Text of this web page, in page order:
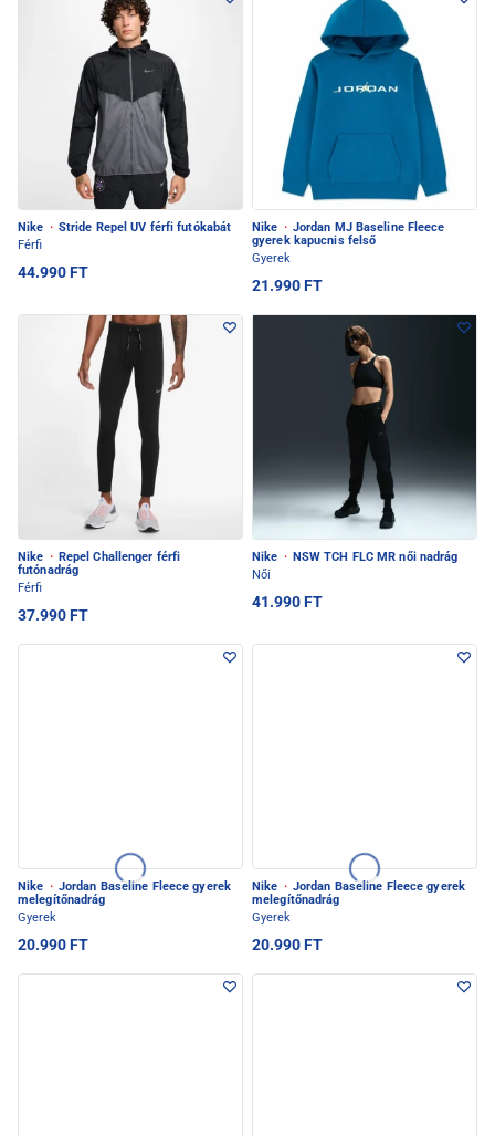
Nike · Stride Repel UV férfi futókabát
Férfi
44.990 FT
Nike · Jordan MJ Baseline Fleece
gyerek kapucnis felső
Gyerek
21.990 FT
Nike · Repel Challenger férfi
futónadrág
Férfi
37.990 FT
Nike · NSW TCH FLC MR női nadrág
Női
41.990 FT
Nike · Jordan Baseline Fleece gyerek
melegítőnadrág
Gyerek
20.990 FT
Nike · Jordan Baseline Fleece gyerek
melegítőnadrág
Gyerek
20.990 FT